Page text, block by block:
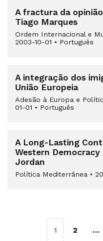
A fractura da
Tiago Marques
Ordem Internacional e
2003-10-01 • Português
A integração dos
União Europeia
Adesão à Europa e
01-01 • Português
A Long-Lasting
Western
Jordan
Política Mediterrânea •
1 2 …